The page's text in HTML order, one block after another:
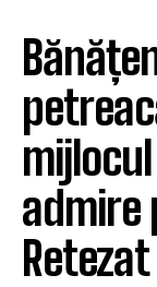
admire
Retezat